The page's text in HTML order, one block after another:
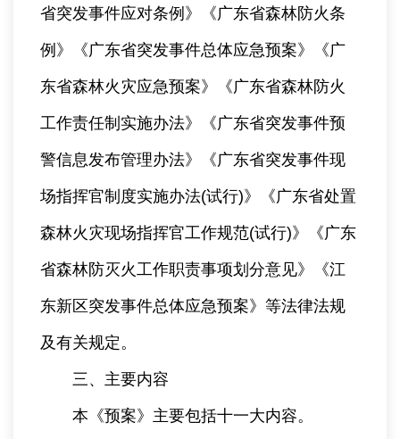
省突发事件应对条例》《广东省森林防火条
例》《广东省突发事件总体应急预案》《广
东省森林火灾应急预案》《广东省森林防火
工作责任制实施办法》《广东省突发事件预
警信息发布管理办法》《广东省突发事件现
场指挥官制度实施办法(试行)》《广东省处置
森林火灾现场指挥官工作规范(试行)》《广东
省森林防灭火工作职责事项划分意见》《江
东新区突发事件总体应急预案》等法律法规
及有关规定。
三、主要内容
本《预案》主要包括十一大内容。